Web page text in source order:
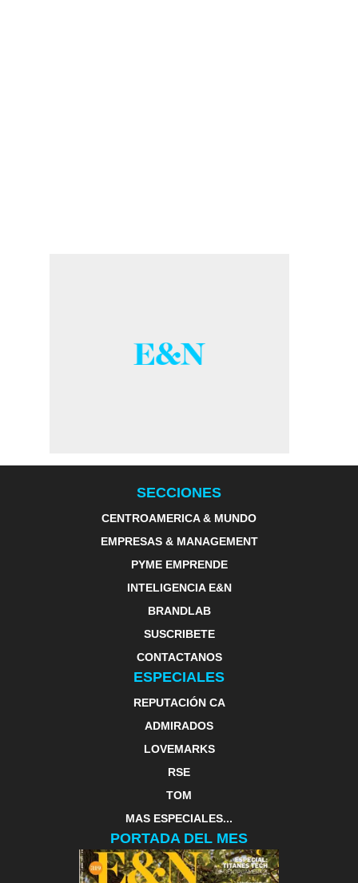
SECCIONES
CENTROAMERICA & MUNDO
EMPRESAS & MANAGEMENT
PYME EMPRENDE
INTELIGENCIA E&N
BRANDLAB
SUSCRIBETE
CONTACTANOS
ESPECIALES
REPUTACIÓN CA
ADMIRADOS
LOVEMARKS
RSE
TOM
MAS ESPECIALES...
PORTADA DEL MES